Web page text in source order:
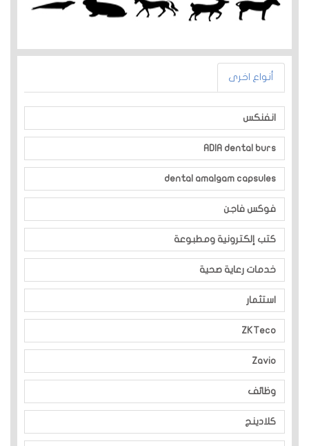
أنواع اخرى
انفنكس
ADIA dental burs
dental amalgam capsules
فوكس فاجن
كتب إلكترونية ومطبوعة
خدمات رعاية صحية
استثمار
ZKTeco
Zavio
وظائف
كلادينج